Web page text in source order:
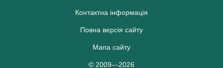
Контактна інформація
Повна версія сайту
Мапа сайту
© 2009—2026